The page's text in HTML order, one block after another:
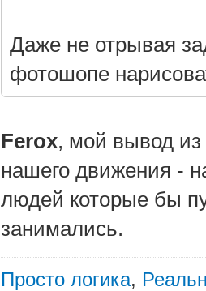
Даже не отрывая
фотошопе
Ferox, мой вывод из
нашего движения -
людей которые бы
занимались.
Просто логика,